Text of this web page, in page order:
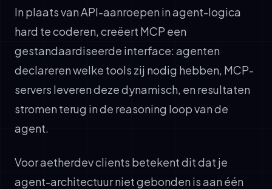
In plaats van API-aanroepen in agent-logica
hard te coderen, creëert MCP een
gestandaardiseerde interface: agenten
declareren welke tools zij nodig hebben, MCP-
servers leveren deze dynamisch, en resultaten
stromen terug in de reasoning loop van de
agent.
Voor aetherdev clients betekent dit dat je
agent-architectuur niet gebonden is aan één